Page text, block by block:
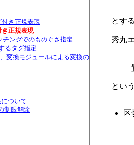
付き正規表現
き正規表現
チングでのものぐさ指定
るタグ指定
変換モジュールによる変換の指定
ついて
制限解除
とする
秀丸エ
という
区